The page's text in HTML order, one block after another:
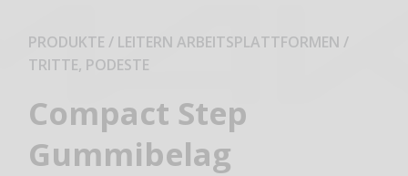
PRODUKTE / LEITERN ARBEITSPLATTFORMEN /
TRITTE, PODESTE
Compact Step
Gummibelag